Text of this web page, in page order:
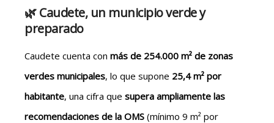
🌿 Caudete, un municipio verde y
preparado
Caudete cuenta con más de 254.000 m² de zonas
verdes municipales, lo que supone 25,4 m² por
habitante, una cifra que supera ampliamente las
recomendaciones de la OMS (mínimo 9 m² por